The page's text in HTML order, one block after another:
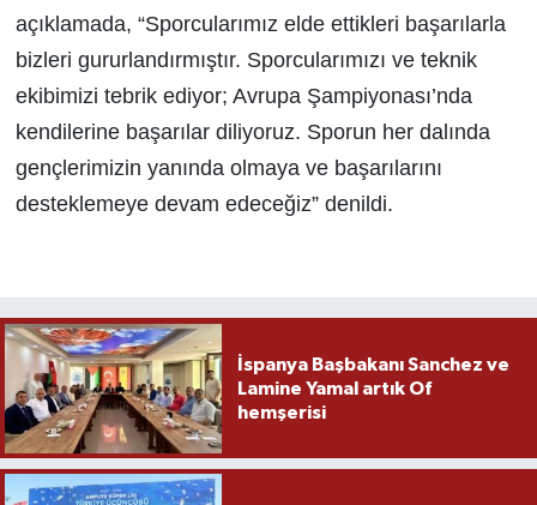
açıklamada, “Sporcularımız elde ettikleri başarılarla
bizleri gururlandırmıştır. Sporcularımızı ve teknik
ekibimizi tebrik ediyor; Avrupa Şampiyonası’nda
kendilerine başarılar diliyoruz. Sporun her dalında
gençlerimizin yanında olmaya ve başarılarını
desteklemeye devam edeceğiz” denildi.
İspanya Başbakanı Sanchez ve
Lamine Yamal artık Of
hemşerisi